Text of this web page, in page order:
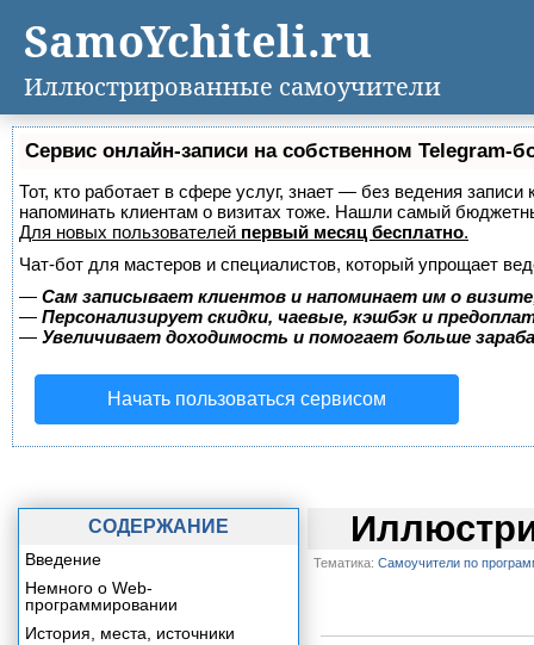
Сервис онлайн-записи на собственном Telegram-
Тот, кто работает в сфере услуг, знает — без ведения
напоминать клиентам о визитах тоже. Нашли самый
Для новых пользователей первый месяц бесплатно.
Чат-бот для мастеров и специалистов, который упрощает
— Сам записывает клиентов и напоминает им о
— Персонализирует скидки, чаевые, кэшбэк и
— Увеличивает доходимость и помогает больше
Начать пользоваться сервисом
Тематика: Самоучители по
СОДЕРЖАНИЕ
Введение
Немного о Web-
программировании
История, места, источники
SamoYchiteli.ru
Иллюстрированные самоучители